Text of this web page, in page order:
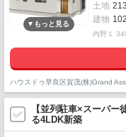
土地
建物
内野１
ハウスドゥ早良区賀茂(株)Grand
【並列駐車×スーパ
る4LDK新築